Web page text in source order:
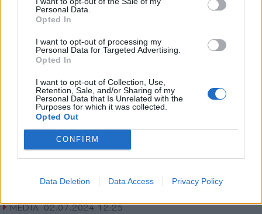
Personal Data.
Opted In
I want to opt-out of processing my
Personal Data for Targeted Advertising.
Opted In
I want to opt-out of Collection, Use,
Retention, Sale, and/or Sharing of my
Personal Data that Is Unrelated with the
Purposes for which it was collected.
Opted Out
CONFIRM
Data Deletion Data Access Privacy Policy
MEDIA 02.07.2024 12:25
X